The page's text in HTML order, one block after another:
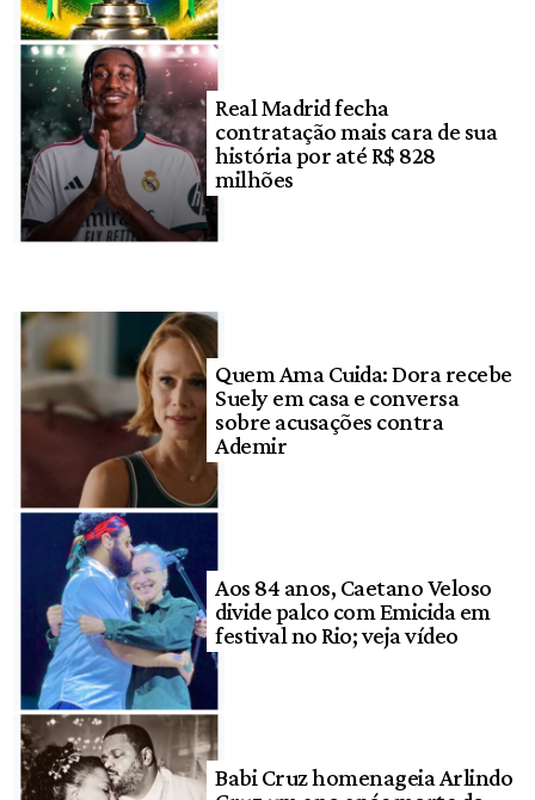
Real Madrid fecha
contratação mais cara de sua
história por até R$ 828
milhões
Quem Ama Cuida: Dora recebe
Suely em casa e conversa
sobre acusações contra
Ademir
Aos 84 anos, Caetano Veloso
divide palco com Emicida em
festival no Rio; veja vídeo
Babi Cruz homenageia Arlindo